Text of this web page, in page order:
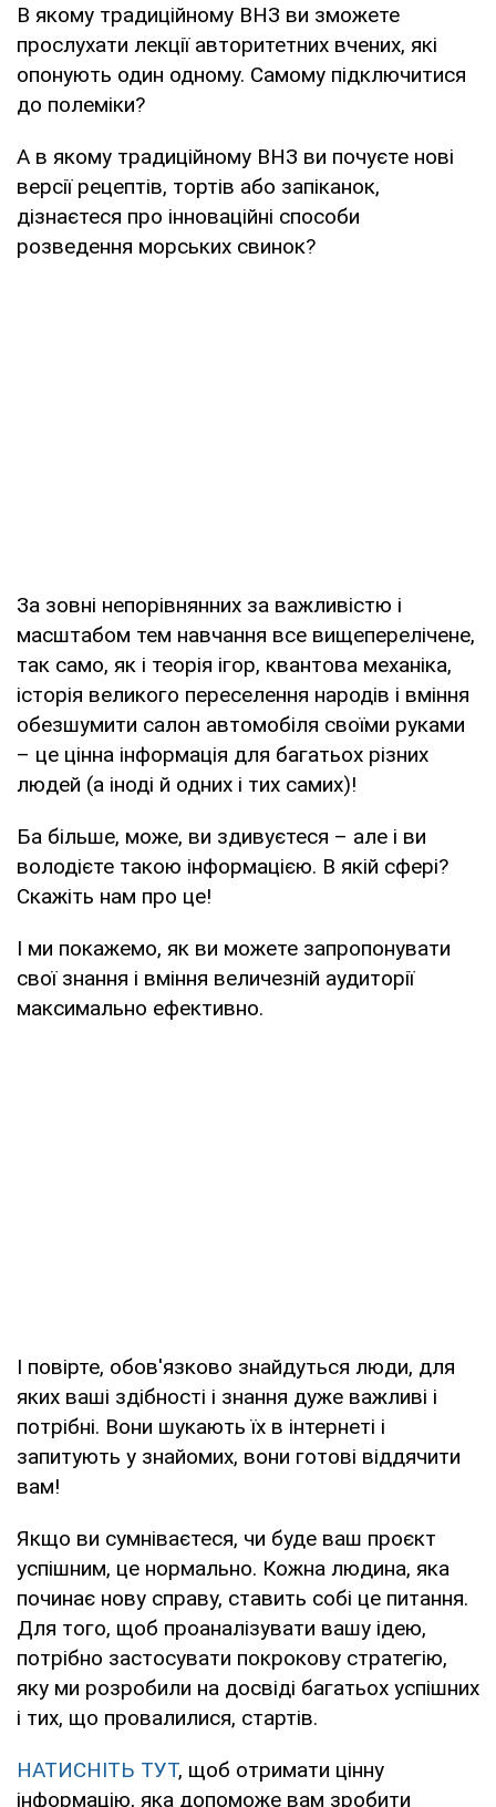
В якому традиційному ВНЗ ви зможете
прослухати лекції авторитетних вчених, які
опонують один одному. Самому підключитися
до полеміки?
А в якому традиційному ВНЗ ви почуєте нові
версії рецептів, тортів або запіканок,
дізнаєтеся про інноваційні способи
розведення морських свинок?
За зовні непорівнянних за важливістю і
масштабом тем навчання все вищеперелічене,
так само, як і теорія ігор, квантова механіка,
історія великого переселення народів і вміння
обезшумити салон автомобіля своїми руками
– це цінна інформація для багатьох різних
людей (а іноді й одних і тих самих)!
Ба більше, може, ви здивуєтеся – але і ви
володієте такою інформацією. В якій сфері?
Скажіть нам про це!
І ми покажемо, як ви можете запропонувати
свої знання і вміння величезній аудиторії
максимально ефективно.
І повірте, обов'язково знайдуться люди, для
яких ваші здібності і знання дуже важливі і
потрібні. Вони шукають їх в інтернеті і
запитують у знайомих, вони готові віддячити
вам!
Якщо ви сумніваєтеся, чи буде ваш проєкт
успішним, це нормально. Кожна людина, яка
починає нову справу, ставить собі це питання.
Для того, щоб проаналізувати вашу ідею,
потрібно застосувати покрокову стратегію,
яку ми розробили на досвіді багатьох успішних
і тих, що провалилися, стартів.
НАТИСНІТЬ ТУТ, щоб отримати цінну
інформацію, яка допоможе вам зробити